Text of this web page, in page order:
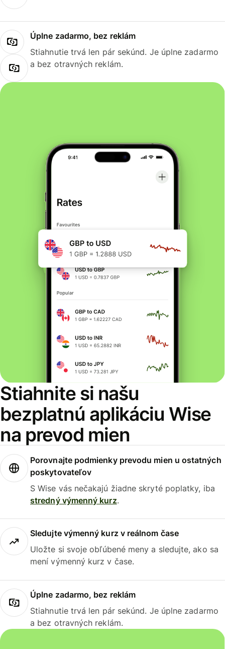
Úplne zadarmo, bez reklám
Stiahnutie trvá len pár sekúnd. Je úplne zadarmo
a bez otravných reklám.
Stiahnite si našu
bezplatnú aplikáciu Wise
na prevod mien
Porovnajte podmienky prevodu mien u ostatných
poskytovateľov
S Wise vás nečakajú žiadne skryté poplatky, iba
stredný výmenný kurz.
Sledujte výmenný kurz v reálnom čase
Uložte si svoje obľúbené meny a sledujte, ako sa
mení výmenný kurz v čase.
Úplne zadarmo, bez reklám
Stiahnutie trvá len pár sekúnd. Je úplne zadarmo
a bez otravných reklám.